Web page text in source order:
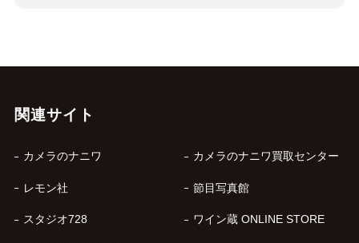
関連サイト
カメラのナニワ カメラのナニワ買取センター
レモン社 節目写真館
スタジオ728 ワイン蔵 ONLINE STORE